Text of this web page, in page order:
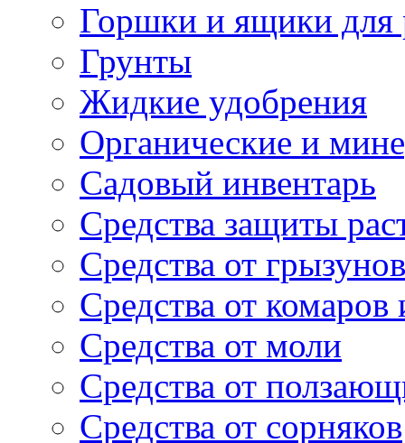
Горшки и ящики для
Грунты
Жидкие удобрения
Органические и
Садовый инвентарь
Средства защиты
Средства от грызунов
Средства от
Средства от моли
Средства от
Средства от сорняков